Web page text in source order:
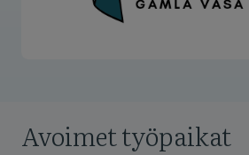
Avoimet työpaikat